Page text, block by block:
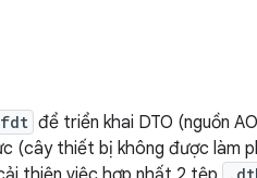
để triển khai DTO (nguồn
(cây thiết bị không được làm